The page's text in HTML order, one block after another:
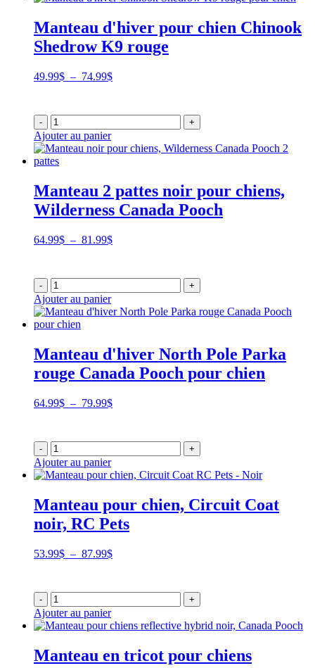
Manteau d'hiver pour chien Chinook
Shedrow K9 rouge
49.99$ – 74.99$Plage
49.99$
à
- +
Ajouter au panier
Manteau 2 pattes noir pour chiens,
Wilderness Canada Pooch
64.99$ – 81.99$Plage
64.99$
à
- +
Ajouter au panier
Manteau d'hiver North Pole Parka
rouge Canada Pooch pour chien
64.99$ – 79.99$Plage
64.99$
à
- +
Ajouter au panier
Manteau pour chien, Circuit Coat
noir, RC Pets
53.99$ – 87.99$Plage
53.99$
à
- +
Ajouter au panier
Manteau en tricot pour chiens